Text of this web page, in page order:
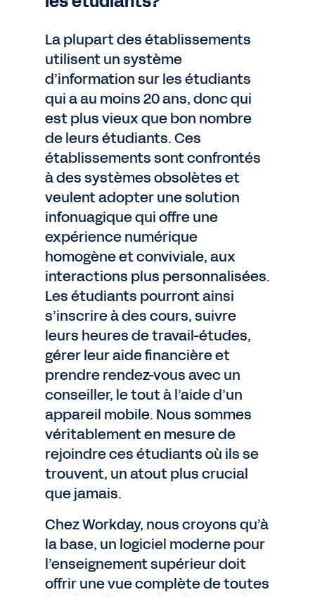
La plupart des établissements
utilisent un système
d’information sur les étudiants
qui a au moins 20 ans, donc qui
est plus vieux que bon nombre
de leurs étudiants. Ces
établissements sont confrontés
à des systèmes obsolètes et
veulent adopter une solution
infonuagique qui offre une
expérience numérique
homogène et conviviale, aux
interactions plus personnalisées.
Les étudiants pourront ainsi
s’inscrire à des cours, suivre
leurs heures de travail-études,
gérer leur aide financière et
prendre rendez-vous avec un
conseiller, le tout à l’aide d’un
appareil mobile. Nous sommes
véritablement en mesure de
rejoindre ces étudiants où ils se
trouvent, un atout plus crucial
que jamais.
Chez Workday, nous croyons qu’à
la base, un logiciel moderne pour
l’enseignement supérieur doit
offrir une vue complète de toutes